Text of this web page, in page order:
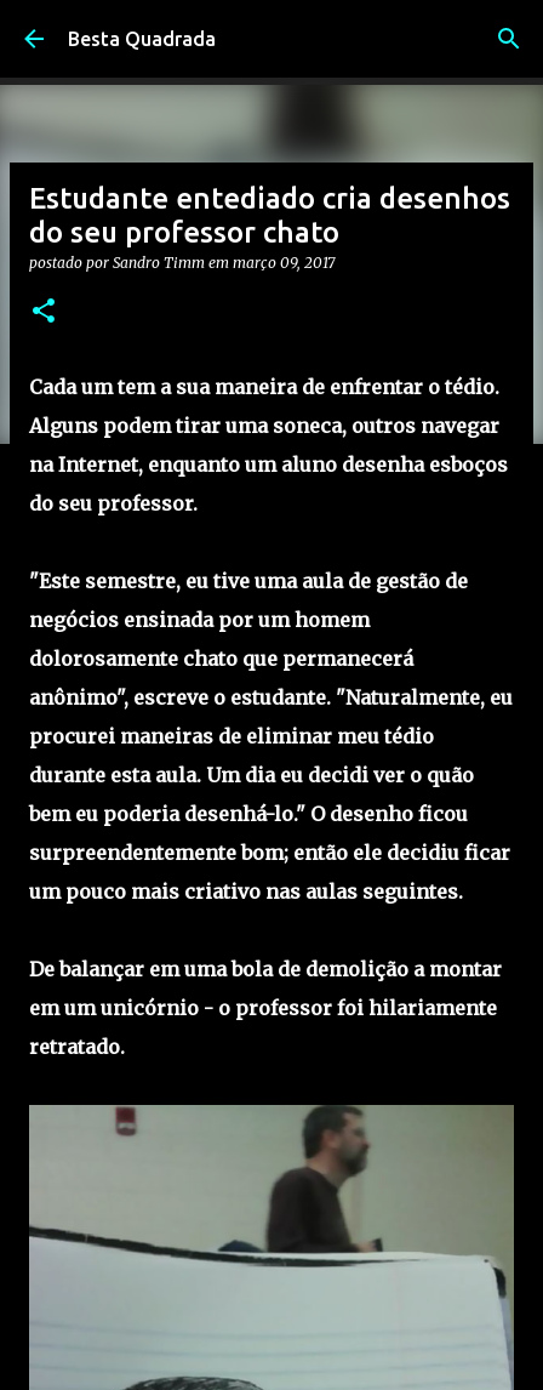
Pular para o conteúdo principal
Besta Quadrada
Estudante entediado cria desenhos
do seu professor chato
postado por Sandro Timm em março 09, 2017
Cada um tem a sua maneira de enfrentar o tédio.
Alguns podem tirar uma soneca, outros navegar
na Internet, enquanto um aluno desenha esboços
do seu professor.
"Este semestre, eu tive uma aula de gestão de
negócios ensinada por um homem
dolorosamente chato que permanecerá
anônimo", escreve o estudante. "Naturalmente, eu
procurei maneiras de eliminar meu tédio
durante esta aula. Um dia eu decidi ver o quão
bem eu poderia desenhá-lo." O desenho ficou
surpreendentemente bom; então ele decidiu ficar
um pouco mais criativo nas aulas seguintes.
De balançar em uma bola de demolição a montar
em um unicórnio - o professor foi hilariamente
retratado.